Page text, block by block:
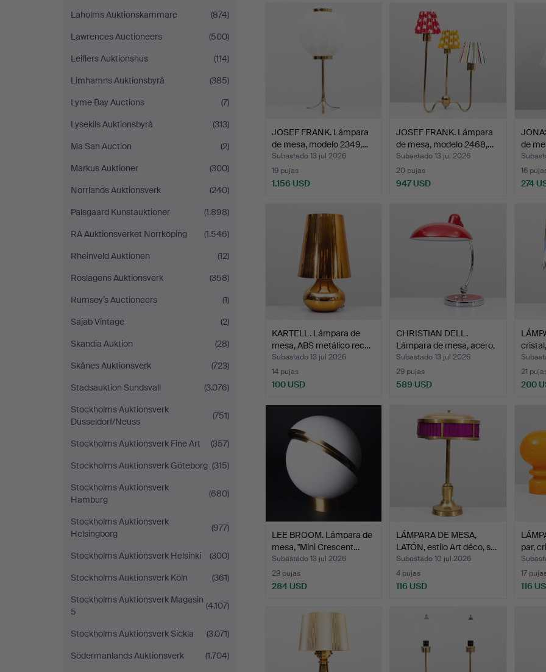
Laholms Auktionskammare
(874)
Lawrences Auctioneers
(500)
Leiflers Auktionshus
(114)
Limhamns Auktionsbyrå
(385)
Lyme Bay Auctions
(7)
Lysekils Auktionsbyrå
(313)
Ma San Auction
(2)
Markus Auktioner
(300)
Norrlands Auktionsverk
(240)
Palsgaard Kunstauktioner
(1.898)
RA Auktionsverket Norrköping
(1.546)
Rheinveld Auktionen
(12)
Roslagens Auktionsverk
(358)
Rumsey’s Auctioneers
(1)
Sajab Vintage
(2)
Skandia Auktion
(28)
Skånes Auktionsverk
(723)
Stadsauktion Sundsvall
(3.076)
Stockholms Auktionsverk
Düsseldorf/Neuss
(751)
Stockholms Auktionsverk Fine Art
(357)
Stockholms Auktionsverk Göteborg (315)
Stockholms Auktionsverk
Hamburg
(680)
Stockholms Auktionsverk
Helsingborg
(977)
Stockholms Auktionsverk Helsinki
(300)
Stockholms Auktionsverk Köln
(361)
Stockholms Auktionsverk Magasin
5
(4.107)
Stockholms Auktionsverk Sickla
(3.071)
Södermanlands Auktionsverk
(1.704)
JOSEF FRANK. Lámpara
de mesa, modelo 2349,…
Subastado 13 jul 2026
19 pujas
1.156 USD
JOSEF FRANK. Lámpara
de mesa, modelo 2468,…
Subastado 13 jul 2026
20 pujas
947 USD
de
16
274
KARTELL. Lámpara de
mesa, ABS metálico rec…
Subastado 13 jul 2026
14 pujas
100 USD
CHRISTIAN DELL.
Lámpara de mesa, acero,
la…
Subastado 13 jul 2026
29 pujas
589 USD
21
200
LEE BROOM. Lámpara de
mesa, "Mini Crescent…
Subastado 13 jul 2026
29 pujas
284 USD
LÁMPARA DE MESA,
LATÓN, estilo Art déco, s…
Subastado 10 jul 2026
4 pujas
116 USD
par,
17
116